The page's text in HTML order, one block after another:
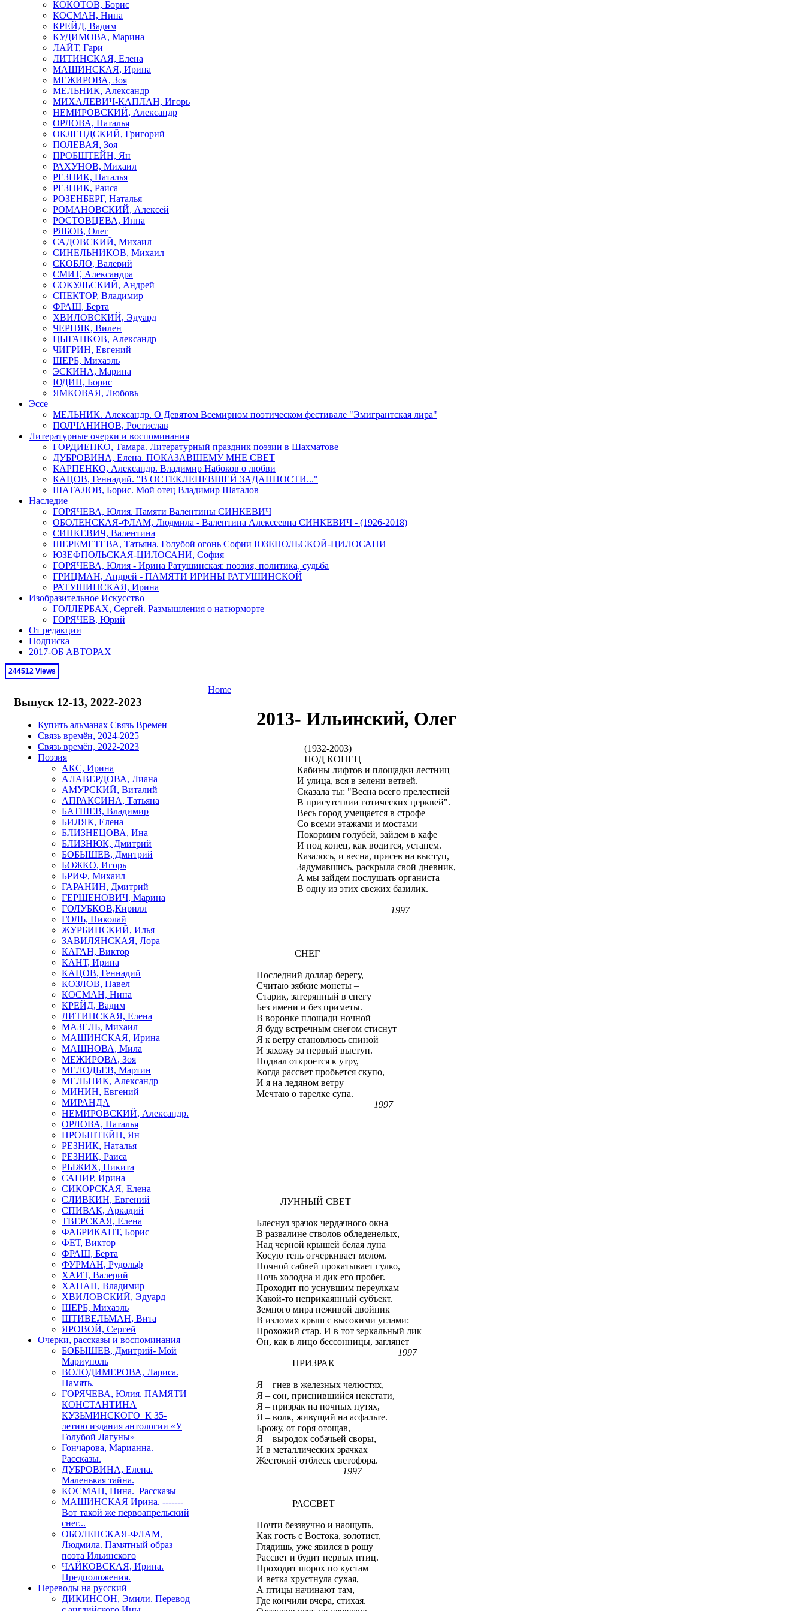
КОКОТОВ, Борис
КОСМАН, Нина
КРЕЙД, Вадим
КУДИМОВА, Марина
ЛАЙТ, Гари
ЛИТИНСКАЯ, Елена
МАШИНСКАЯ, Ирина
МЕЖИРОВА, Зоя
МЕЛЬНИК, Александр
МИХАЛЕВИЧ-КАПЛАН, Игорь
НЕМИРОВСКИЙ, Александр
ОРЛОВА, Наталья
ОКЛЕНДСКИЙ, Григорий
ПОЛЕВАЯ, Зоя
ПРОБШТЕЙН, Ян
РАХУНОВ, Михаил
РЕЗНИК, Наталья
РЕЗНИК, Раиса
РОЗЕНБЕРГ, Наталья
РОМАНОВСКИЙ, Алексей
РОСТОВЦЕВА, Инна
РЯБОВ, Олег
САДОВСКИЙ, Михаил
СИНЕЛЬНИКОВ, Михаил
СКОБЛО, Валерий
СМИТ, Александра
СОКУЛЬСКИЙ, Андрей
СПЕКТОР, Владимир
ФРАШ, Берта
ХВИЛОВСКИЙ, Эдуард
ЧЕРНЯК, Вилен
ЦЫГАНКОВ, Александр
ЧИГРИН, Евгений
ШЕРБ, Михаэль
ЭСКИНА, Марина
ЮДИН, Борис
ЯМКОВАЯ, Любовь
Эссе
МЕЛЬНИК. Александр. О Девятом Всемирном поэтическом фестивале "Эмигрантская лира"
ПОЛЧАНИНОВ, Ростислав
Литературные очерки и воспоминания
ГОРДИЕНКО, Тамара. Литературный праздник поэзии в Шахматове
ДУБРОВИНА, Елена. ПОКАЗАВШЕМУ МНЕ СВЕТ
КАРПЕНКО, Александр. Владимир Набоков о любви
КАЦОВ, Геннадий. "В ОСТЕКЛЕНЕВШЕЙ ЗАДАННОСТИ..."
ШАТАЛОВ, Борис. Мой отец Владимир Шаталов
Наследие
ГОРЯЧЕВА, Юлия. Памяти Валентины СИНКЕВИЧ
ОБОЛЕНСКАЯ-ФЛАМ, Людмила - Валентина Алексеевна СИНКЕВИЧ - (1926-2018)
СИНКЕВИЧ, Валентина
ШЕРЕМЕТЕВА, Татьяна. Голубой огонь Софии ЮЗЕПОЛЬСКОЙ-ЦИЛОСАНИ
ЮЗЕФПОЛЬСКАЯ-ЦИЛОСАНИ, София
ГОРЯЧЕВА, Юлия - Ирина Ратушинская: поэзия, политика, судьба
ГРИЦМАН, Андрей - ПАМЯТИ ИРИНЫ РАТУШИНСКОЙ
РАТУШИНСКАЯ, Ирина
Изобразительное Искусство
ГОЛЛЕРБАХ, Сергей. Размышления о натюрморте
ГОРЯЧЕВ, Юрий
От редакции
Подписка
2017-ОБ АВТОРАХ
244512 Views
Выпуск 12-13, 2022-2023
Купить альманах Связь Времен
Связь времён, 2024-2025
Связь времён, 2022-2023
Поэзия
АКС, Ирина
АЛАВЕРДОВА, Лиана
АМУРСКИЙ, Виталий
АПРАКСИНА, Татьяна
БАТШЕВ, Владимир
БИЛЯК, Елена
БЛИЗНЕЦОВА, Ина
БЛИЗНЮК, Дмитрий
БОБЫШЕВ, Дмитрий
БОЖКО, Игорь
БРИФ, Михаил
ГАРАНИН, Дмитрий
ГЕРШЕНОВИЧ, Марина
ГОЛУБКОВ,Кирилл
ГОЛЬ, Николай
ЖУРБИНСКИЙ, Илья
ЗАВИЛЯНСКАЯ, Лора
КАГАН, Виктор
КАНТ, Ирина
КАЦОВ, Геннадий
КОЗЛОВ, Павел
КОСМАН, Нина
КРЕЙД, Вадим
ЛИТИНСКАЯ, Елена
МАЗЕЛЬ, Михаил
МАШИНСКАЯ, Ирина
МАШНОВА, Мила
МЕЖИРОВА, Зоя
МЕЛОДЬЕВ, Мартин
МЕЛЬНИК, Александр
МИНИН, Евгений
МИРАНДА
НЕМИРОВСКИЙ, Александр.
ОРЛОВА, Наталья
ПРОБШТЕЙН, Ян
РЕЗНИК, Наталья
РЕЗНИК, Раиса
РЫЖИХ, Никита
САПИР, Ирина
СИКОРСКАЯ, Елена
СЛИВКИН, Евгений
СПИВАК, Аркадий
ТВЕРСКАЯ, Елена
ФАБРИКАНТ, Борис
ФЕТ, Виктор
ФРАШ, Берта
ФУРМАН, Рудольф
ХАИТ, Валерий
ХАНАН, Владимир
ХВИЛОВСКИЙ, Эдуард
ШЕРБ, Михаэль
ШТИВЕЛЬМАН, Вита
ЯРОВОЙ, Сергей
Очерки, рассказы и воспоминания
БОБЫШЕВ, Дмитрий- Мой
Мариуполь
ВОЛОДИМЕРОВА, Лариса.
Память.
ГОРЯЧЕВА, Юлия. ПАМЯТИ
КОНСТАНТИНА
КУЗЬМИНСКОГО К 35-
летию издания антологии «У
Голубой Лагуны»
Гончарова, Марианна.
Рассказы.
ДУБРОВИНА, Елена.
Маленькая тайна.
КОСМАН, Нина. Рассказы
МАШИНСКАЯ Ирина. -------
Вот такой же первоапрельский
снег...
ОБОЛЕНСКАЯ-ФЛАМ,
Людмила. Памятный образ
поэта Ильинского
ЧАЙКОВСКАЯ, Ирина.
Предположения.
Переводы на русский
ДИКИНСОН, Эмили. Перевод
Home
2013- Ильинский, Олег
(1932-2003)
ПОД КОНЕЦ
Кабины лифтов и площадки лестниц
И улица, вся в зелени ветвей.
Сказала ты: "Весна всего прелестней
В присутствии готических церквей".
Весь город умещается в строфе
Со всеми этажами и мостами –
Покормим голубей, зайдем в кафе
И под конец, как водится, устанем.
Казалось, и весна, присев на выступ,
Задумавшись, раскрыла свой дневник,
А мы зайдем послушать органиста
В одну из этих свежих базилик.
1997
СНЕГ
Последний доллар берегу,
Считаю зябкие монеты –
Старик, затерянный в снегу
Без имени и без приметы.
В воронке площади ночной
Я буду встречным снегом стиснут –
Я к ветру становлюсь спиной
И захожу за первый выступ.
Подвал откроется к утру,
Когда рассвет пробьется скупо,
И я на ледяном ветру
Мечтаю о тарелке супа.
1997
ЛУННЫЙ СВЕТ
Блеснул зрачок чердачного окна
В развалине стволов обледенелых,
Над черной крышей белая луна
Косую тень отчеркивает мелом.
Ночной сабвей прокатывает гулко,
Ночь холодна и дик его пробег.
Проходит по уснувшим переулкам
Какой-то неприкаянный субъект.
Земного мира неживой двойник
В изломах крыш с высокими углами:
Прохожий стар. И в тот зеркальный лик
Он, как в лицо бессонницы, заглянет
1997
ПРИЗРАК
Я – гнев в железных челюстях,
Я – сон, приснившийся некстати,
Я – призрак на ночных путях,
Я – волк, живущий на асфальте.
Брожу, от горя отощав,
Я – выродок собачьей своры,
И в металлических зрачках
Жестокий отблеск светофора.
1997
РАССВЕТ
Почти беззвучно и наощупь,
Как гость с Востока, золотист,
Глядишь, уже явился в рощу
Рассвет и будит первых птиц.
Проходит шорох по кустам
И ветка хрустнула сухая,
А птицы начинают там,
Где кончили вчера, стихая.